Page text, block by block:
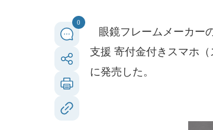
0
眼鏡フレームメーカー
支援 寄付金付きスマホ
に発売した。